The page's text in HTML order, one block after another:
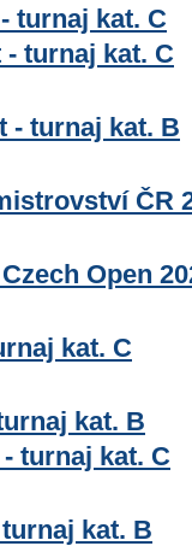
turnaj kat. C
- turnaj kat. C
- turnaj kat. B
ČR
Open
kat. C
kat. B
turnaj kat. C
kat. B